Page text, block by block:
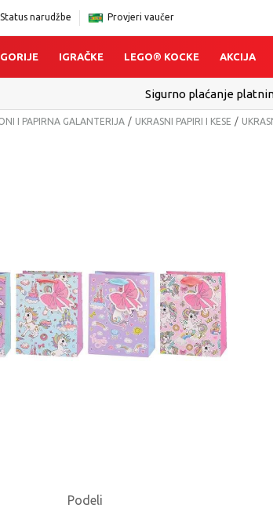
Status narudžbe Provjeri vaučer
IGRAČKE LEGO® KOCKE AKCIJA
Sigurno plaćanje
I PAPIRNA GALANTERIJA UKRASNI PAPIRI I KESE
Podeli